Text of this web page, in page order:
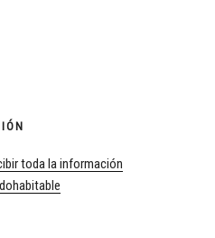
toda la información